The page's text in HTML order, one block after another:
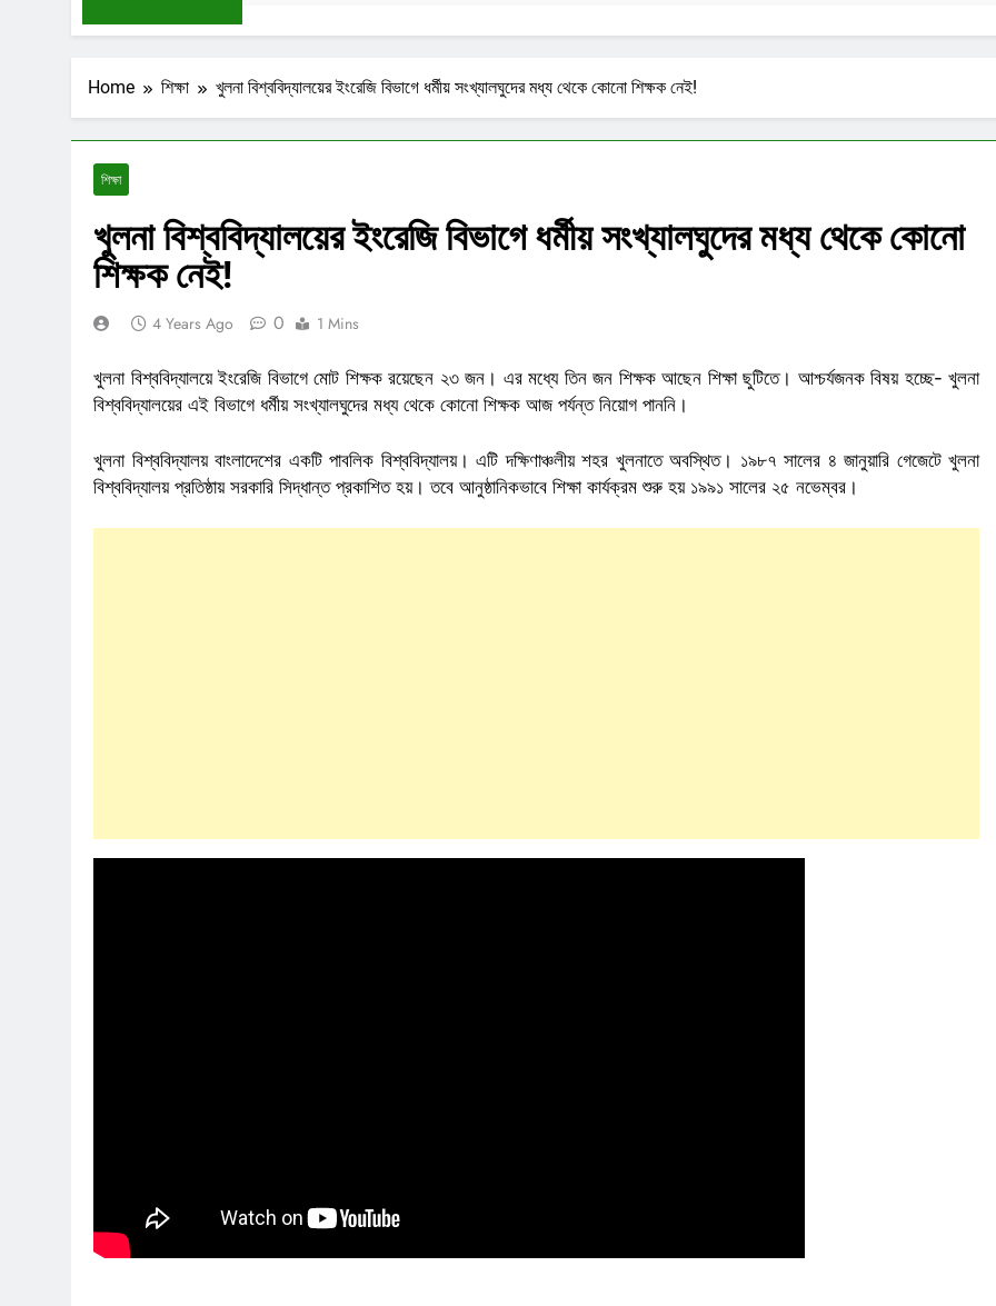
Home শিক্ষা খুলনা বিশ্ববিদ্যালয়ের ইংরেজি বিভাগে ধর্মীয় সংখ্যালঘুদের মধ্য থেকে কোনো শিক্ষক নেই!
শিক্ষা
খুলনা বিশ্ববিদ্যালয়ের ইংরেজি বিভাগে ধর্মীয় সংখ্যালঘুদের মধ্য থেকে কোনো
শিক্ষক নেই!
4 Years Ago 0 1 Mins
খুলনা বিশ্ববিদ্যালয়ে ইংরেজি বিভাগে মোট শিক্ষক রয়েছেন ২৩ জন। এর মধ্যে তিন জন শিক্ষক আছেন শিক্ষা ছুটিতে। আশ্চর্যজনক বিষয় হচ্ছে- খুলনা
বিশ্ববিদ্যালয়ের এই বিভাগে ধর্মীয় সংখ্যালঘুদের মধ্য থেকে কোনো শিক্ষক আজ পর্যন্ত নিয়োগ পাননি।
খুলনা বিশ্ববিদ্যালয় বাংলাদেশের একটি পাবলিক বিশ্ববিদ্যালয়। এটি দক্ষিণাঞ্চলীয় শহর খুলনাতে অবস্থিত। ১৯৮৭ সালের ৪ জানুয়ারি গেজেটে খুলনা
বিশ্ববিদ্যালয় প্রতিষ্ঠায় সরকারি সিদ্ধান্ত প্রকাশিত হয়। তবে আনুষ্ঠানিকভাবে শিক্ষা কার্যক্রম শুরু হয় ১৯৯১ সালের ২৫ নভেম্বর।